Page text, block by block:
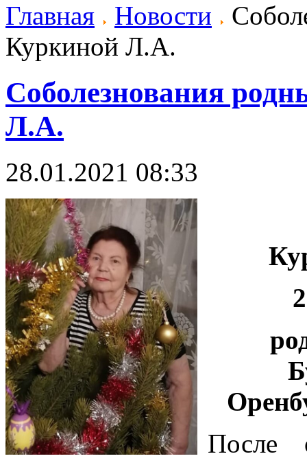
Главная
Новости
Куркиной Л.А.
Cоболезнования
Л.А.
28.01.2021 08:33
После